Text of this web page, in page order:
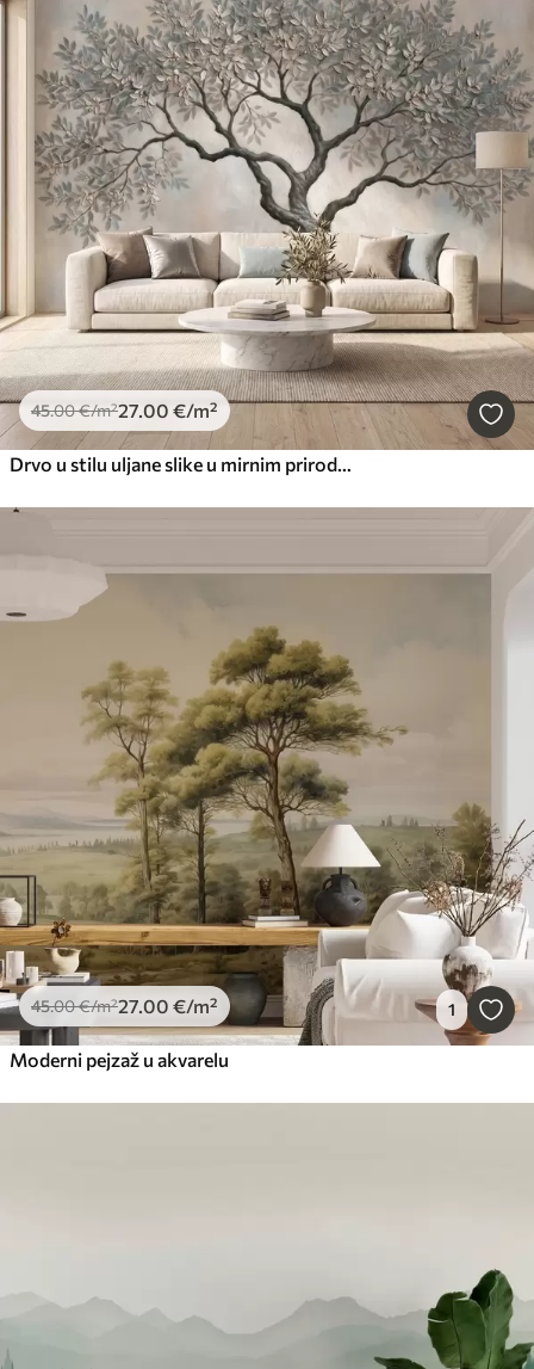
45.00€/m²27.00 €/m²
Drvo u stilu uljane slike u mirnim prirodnim sivo-bež tonovima
45.00€/m²27.00 €/m² 1
Moderni pejzaž u akvarelu